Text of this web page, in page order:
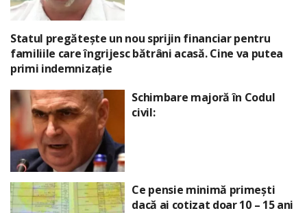
Statul pregătește un nou sprijin financiar pentru
familiile care îngrijesc bătrâni acasă. Cine va putea
primi indemnizație
Schimbare majoră în Codul
civil:
Ce pensie minimă primești
dacă ai cotizat doar 10 – 15 ani